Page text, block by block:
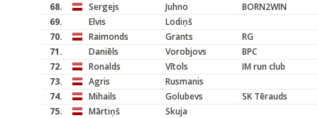
68.
Sergejs Juhno
BORN2WIN
69.
Elvis
Lodiņš
70.
Raimonds Grants
RG
71.
Daniēls Vorobjovs
BPC
72.
Ronalds Vītols
IM run club
73.
Agris
Rusmanis
74.
Mihails Golubevs
SK Tērauds
75.
Mārtiņš
Skuja